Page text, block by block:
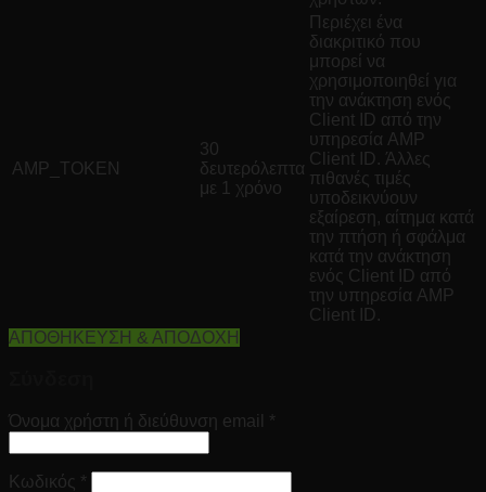
AMP_TOKEN
30
δευτερόλεπτα
με 1 χρόνο
Περιέχει ένα
διακριτικό που
μπορεί να
χρησιμοποιηθεί για
την ανάκτηση ενός
Client ID από την
υπηρεσία AMP
Client ID. Άλλες
πιθανές τιμές
υποδεικνύουν
εξαίρεση, αίτημα κατά
την πτήση ή σφάλμα
κατά την ανάκτηση
ενός Client ID από
την υπηρεσία AMP
Client ID.
ΑΠΟΘΗΚΕΥΣΗ & ΑΠΟΔΟΧΗ
Όνομα χρήστη ή διεύθυνση email *
Κωδικός *